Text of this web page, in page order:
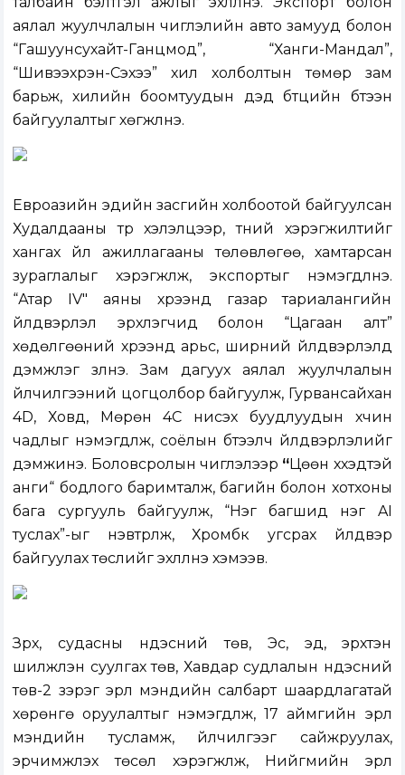
аялал жуулчлалын чиглэлийн авто замууд болон
“Гашуунсухайт-Ганцмод”, “Ханги-Мандал”,
“Шивээхүрэн-Сэхээ” хил холболтын төмөр зам
барьж, хилийн боомтуудын дэд бүтцийн бүтээн
байгуулалтыг хөгжүүлнэ.
Евроазийн эдийн засгийн холбоотой байгуулсан
Худалдааны түр хэлэлцээр, түүний хэрэгжилтийг
хангах үйл ажиллагааны төлөвлөгөө, хамтарсан
зураглалыг хэрэгжүүлж, экспортыг нэмэгдүүлнэ.
“Атар IV" аяны хүрээнд газар тариалангийн
үйлдвэрлэл эрхлэгчид болон “Цагаан алт”
хөдөлгөөний хүрээнд арьс, ширний үйлдвэрлэлд
дэмжлэг үзүүлнэ. Зам дагуух аялал жуулчлалын
үйлчилгээний цогцолбор байгуулж, Гурвансайхан
4D, Ховд, Мөрөн 4С нисэх буудлуудын хүчин
чадлыг нэмэгдүүлж, соёлын бүтээлч үйлдвэрлэлийг
дэмжинэ. Боловсролын чиглэлээр “Цөөн хүүхэдтэй
анги“ бодлого баримталж, багийн болон хотхоны
бага сургууль байгуулж, “Нэг багшид нэг AI
туслах”-ыг нэвтрүүлж, Хромбүүк угсрах үйлдвэр
байгуулах төслийг эхлүүлнэ хэмээв.
Зүрх, судасны үндэсний төв, Эс, эд, эрхтэн
шилжүүлэн суулгах төв, Хавдар судлалын үндэсний
төв-2 зэрэг эрүүл мэндийн салбарт шаардлагатай
хөрөнгө оруулалтыг нэмэгдүүлж, 17 аймгийн эрүүл
мэндийн тусламж, үйлчилгээг сайжруулах,
эрчимжүүлэх төсөл хэрэгжүүлж, Нийгмийн эрүүл